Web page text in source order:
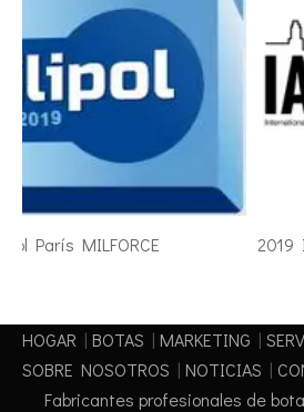
París MILFORCE 2019
HOGAR | BOTAS | MARKETING |
SOBRE NOSOTROS | NOTICIAS |
Fabricantes profesionales de